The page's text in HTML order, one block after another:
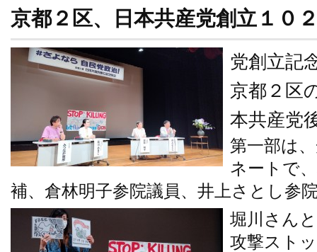
京都２区、日本共産党創立１０
党創立記
京都２区
本共産党
第一部は
ネートで
補、倉林明子参院議員、井上さとし参
堀川さん
攻撃スト